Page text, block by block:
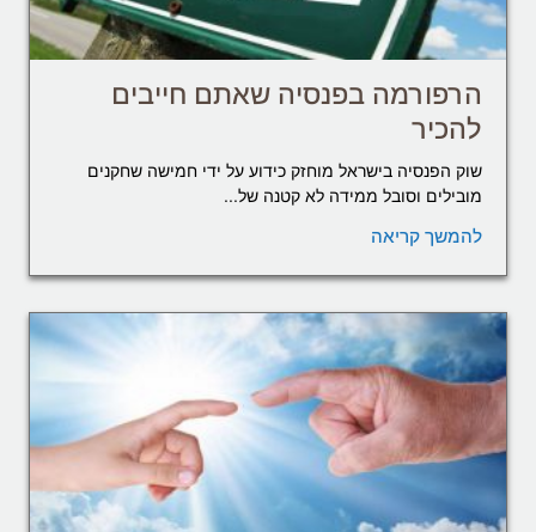
הרפורמה בפנסיה שאתם חייבים
להכיר
שוק הפנסיה בישראל מוחזק כידוע על ידי חמישה שחקנים
מובילים וסובל ממידה לא קטנה של...
להמשך קריאה